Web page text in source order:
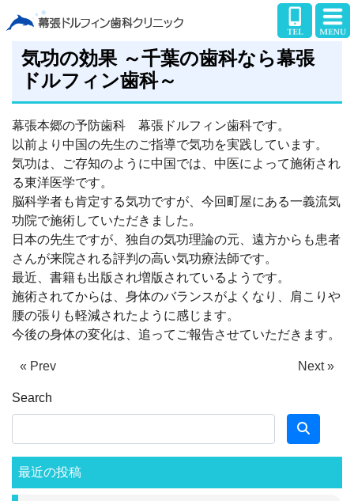
気功の効果 ～千葉の歯科なら幕張
ドルフィン歯科～
幕張本郷の予防歯科 幕張ドルフィン歯科です。
以前より中国の先生のご指導で気功を実践しています。
気功は、ご存知のように中国では、中医によって施術され
る東洋医学です。
脳科学者も肯定する気功ですが、今回町屋にある一義流気
功院で施術していただきました。
日本の先生ですが、独自の気功理論の元、遠方からも患者
さんが来院される評判の高い気功療法師です。
最近、書籍も出版され増版されているようです。
施術されてからは、身体のバランスがよくなり、肩こりや
腰の張りも軽減されたように感じます。
今後の身体の変化は、追ってご報告させていただきます。
« Prev Next »
Search
最近の投稿